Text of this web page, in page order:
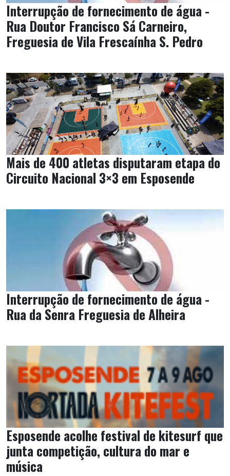
Interrupção de fornecimento de água -
Rua Doutor Francisco Sá Carneiro,
Freguesia de Vila Frescaínha S. Pedro
Mais de 400 atletas disputaram etapa do
Circuito Nacional 3×3 em Esposende
Interrupção de fornecimento de água -
Rua da Senra Freguesia de Alheira
Esposende acolhe festival de kitesurf que
junta competição, cultura do mar e
música